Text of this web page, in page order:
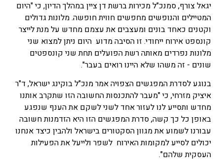
יגאל צורף, סמנכ"ל מכירות ברשת דן ציין במהלך הדיון, כי "היום
המטיילים והנופשים מחפשים חווית חופשה. מלונות גדולים
וקטנים כאחד בונים ומעצבים את עצמם מחדש על מנת לייצר
קונספט אירוח ייחודי. זו הסיבה מדוע היום ניתן למצוא שני
מלונות נפרדים מאותה רשת הפועלים תחת שני קונספטים
שונים - זה משהו שלא היינו רואים בעבר".
בנוגע לסדרת המפגשים הצפויה אמר מנכ"ל בוקינג ישראל, ד"ר
איציק מזרחי, כי "מעבר להתכנסות החשובה הזו שתקרב אותנו
מחדש ותסייע לנו לעזור אחד לשני לשקם את הענף שנפגע
באופן כל כך קשה, סדרת המפגשים הזו היא הזדמנות חשובה
עבורנו לשמוע את מגוון הסקטורים בישראל ולהבין כיצד אנחנו
יכולים לסייע למקומות האירוח לשפר ולייעל את הפעילות
העסקית שלהם".